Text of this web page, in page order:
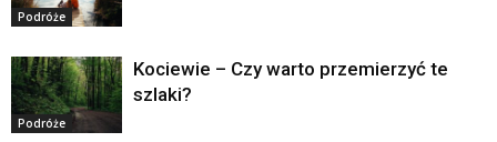
Podróże
Podróże
Kociewie – Czy warto przemierzyć te
szlaki?